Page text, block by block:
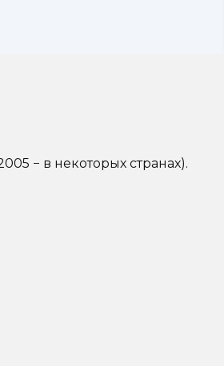
− в некоторых странах).